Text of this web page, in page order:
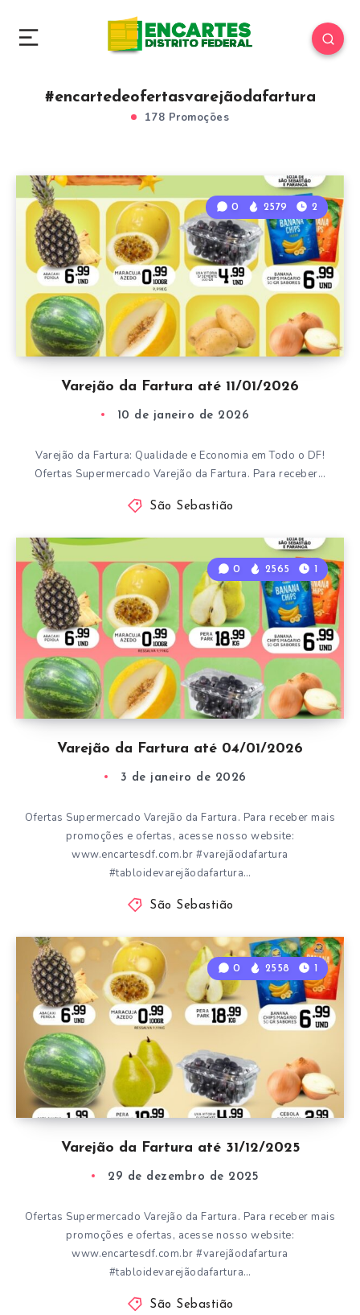
#encartedeofertasvarejãodafartura
178 Promoções
Varejão da Fartura até 11/01/2026
0 2579 2
10 de janeiro de 2026
Varejão da Fartura: Qualidade e Economia em Todo o DF!
Ofertas Supermercado Varejão da Fartura. Para receber…
São Sebastião
Varejão da Fartura até 04/01/2026
0 2565 1
3 de janeiro de 2026
Ofertas Supermercado Varejão da Fartura. Para receber mais
promoções e ofertas, acesse nosso website:
www.encartesdf.com.br #varejãodafartura
#tabloidevarejãodafartura…
São Sebastião
Varejão da Fartura até 31/12/2025
0 2558 1
29 de dezembro de 2025
Ofertas Supermercado Varejão da Fartura. Para receber mais
promoções e ofertas, acesse nosso website:
www.encartesdf.com.br #varejãodafartura
#tabloidevarejãodafartura…
São Sebastião